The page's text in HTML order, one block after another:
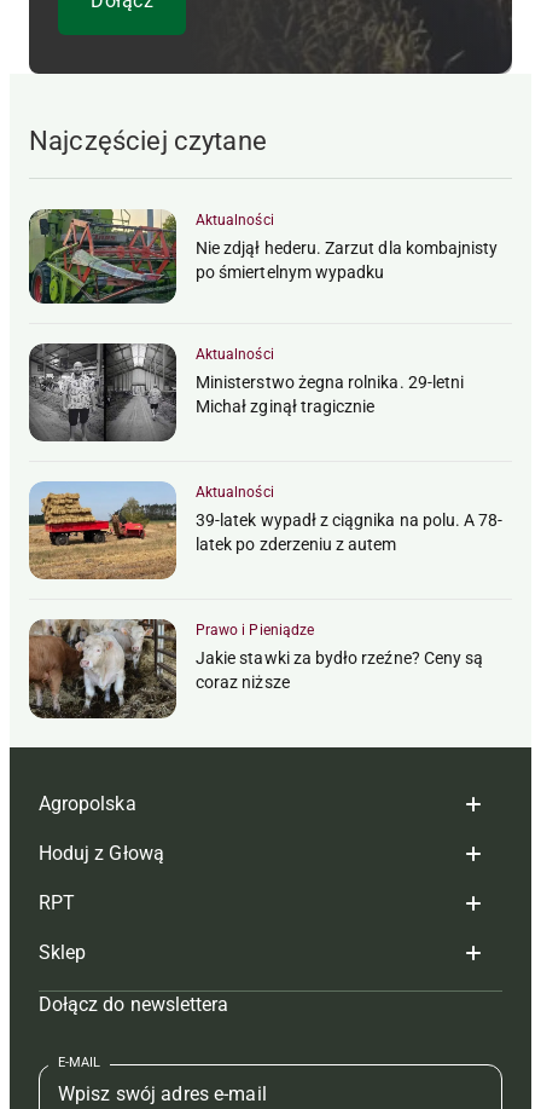
Najczęściej czytane
Aktualności
Nie zdjął hederu. Zarzut dla kombajnisty
po śmiertelnym wypadku
Aktualności
Ministerstwo żegna rolnika. 29-letni
Michał zginął tragicznie
Aktualności
39-latek wypadł z ciągnika na polu. A 78-
latek po zderzeniu z autem
Prawo i Pieniądze
Jakie stawki za bydło rzeźne? Ceny są
coraz niższe
Agropolska
Redakcja
Reklama
Tagi
Mapa serwisu
Kontakt
Regulamin
Hoduj z Głową
Hoduj z głową bydło
Hoduj z głową świnie
Prenumerata
Redakcja
Kontakt
RPT
Redakcja
Prenumerata
Reklama
Sklep
Czasopisma i prenumerata
Książki
Dołącz do newslettera
E-MAIL